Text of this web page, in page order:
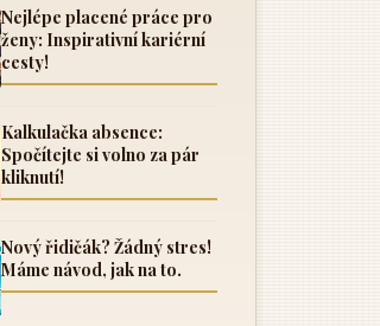
Nejlépe placené práce pro
ženy: Inspirativní kariérní
cesty!
Kalkulačka absence:
Spočítejte si volno za pár
kliknutí!
Nový řidičák? Žádný stres!
Máme návod, jak na to.